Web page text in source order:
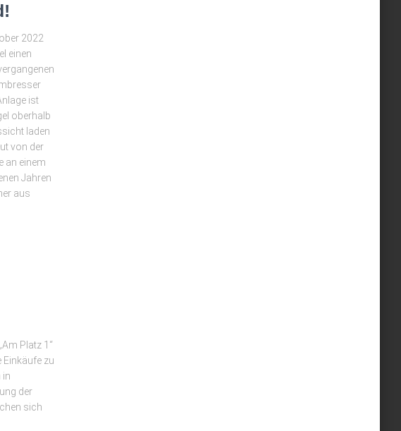
2022
einen
ist
oberhalb
laden
von der
an einem
Jahren
aus
Platz 1“
zu
in
der
sich